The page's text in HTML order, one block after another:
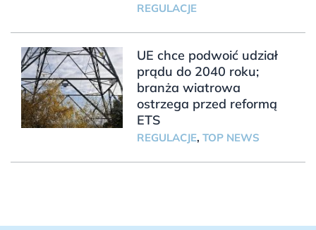
REGULACJE
UE chce podwoić udział
prądu do 2040 roku;
branża wiatrowa
ostrzega przed reformą
ETS
REGULACJE, TOP NEWS